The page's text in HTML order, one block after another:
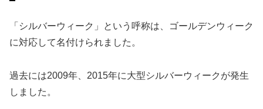
「シルバーウィーク」という呼称は、ゴールデンウィーク
に対応して名付けられました。
過去には2009年、2015年に大型シルバーウィークが発生
しました。